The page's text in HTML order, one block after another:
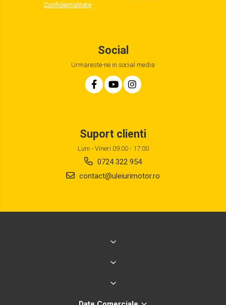
Confidentialitate
Social
Urmareste-ne in social media
Suport clienti
Luni - Vineri 09:00 - 17:00
0724 322 954
contact@uleiurimotor.ro